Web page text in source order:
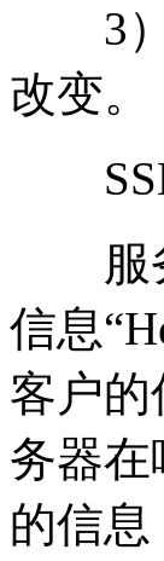
3）
改变。
SSL
服务
信息
客户
务器在
的信